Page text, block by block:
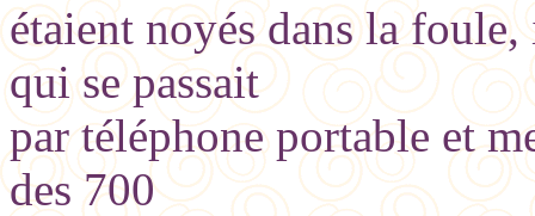
étaient noyés dans la
qui se passait
par téléphone portable et
des 700